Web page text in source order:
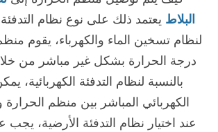
البلاط يعتمد ذلك على نوع نظام التدفئة
لنظام تسخين الماء والكهرباء، يقوم
درجة الحرارة بشكل غير مباشر من
بالنسبة لنظام التدفئة الكهربائية،
الكهربائي المباشر بين منظم
عند اختيار نظام التدفئة الأرضية،